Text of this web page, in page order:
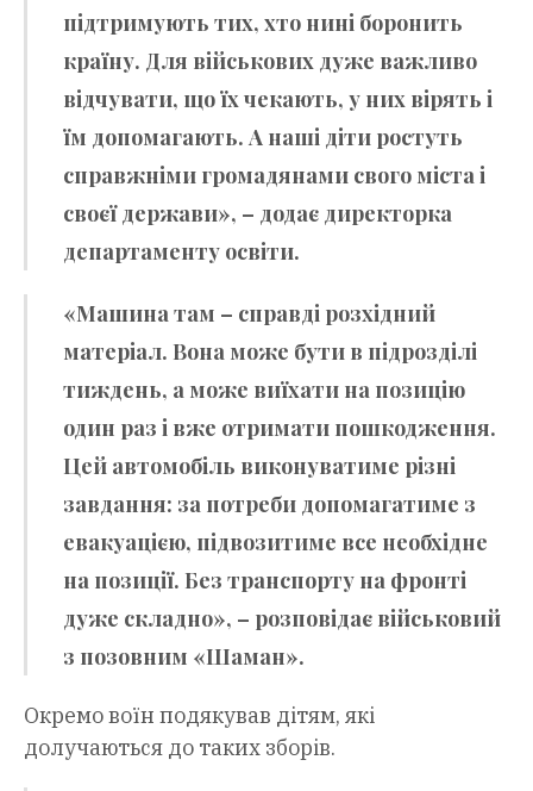
підтримують тих, хто нині боронить
країну. Для військових дуже важливо
відчувати, що їх чекають, у них вірять і
їм допомагають. А наші діти ростуть
справжніми громадянами свого міста і
своєї держави», – додає директорка
департаменту освіти.
«Машина там – справді розхідний
матеріал. Вона може бути в підрозділі
тиждень, а може виїхати на позицію
один раз і вже отримати пошкодження.
Цей автомобіль виконуватиме різні
завдання: за потреби допомагатиме з
евакуацією, підвозитиме все необхідне
на позиції. Без транспорту на фронті
дуже складно», – розповідає військовий
з позовним «Шаман».
Окремо воїн подякував дітям, які
долучаються до таких зборів.